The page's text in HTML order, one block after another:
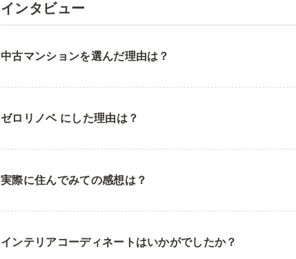
インタビュー
中古マンションを選んだ理由は？
ゼロリノベ にした理由は？
実際に住んでみての感想は？
インテリアコーディネートはいかがでしたか？